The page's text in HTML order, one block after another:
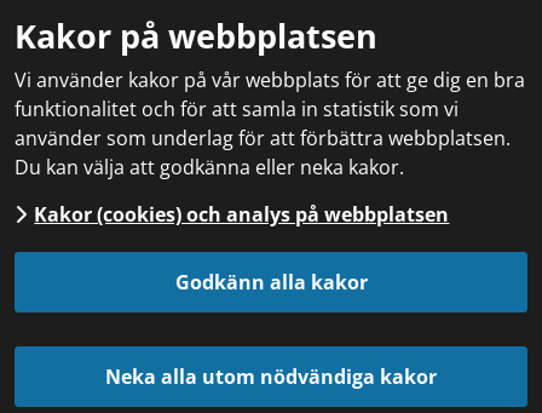
Kakor på webbplatsen
Vi använder kakor på vår webbplats för att ge dig en bra
funktionalitet och för att samla in statistik som vi
använder som underlag för att förbättra webbplatsen.
Du kan välja att godkänna eller neka kakor.
Kakor (cookies) och analys på webbplatsen
Godkänn alla kakor
Neka alla utom nödvändiga kakor